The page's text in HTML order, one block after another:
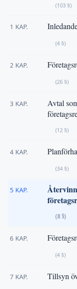
(103 §)
1 KAP.
(4 §)
2 KAP.
(26 §)
3 KAP.
Avtal
(12 §)
4 KAP.
(34 §)
5 KAP.
(8 §)
6 KAP.
(4 §)
7 KAP. Tillsyn